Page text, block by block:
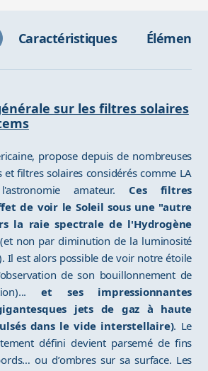
Caractéristiques Éléments
sur les filtres solaires
propose depuis de nombreuses
et filtres solaires considérés comme LA
amateur. Ces filtres
de voir le Soleil sous une "autre
la raie spectrale de l'Hydrogène
(et non par diminution de la luminosité
Il est alors possible de voir notre étoile
de son bouillonnement de
et ses impressionnantes
jets de gaz à haute
dans le vide interstellaire). Le
défini devient parsemé de fins
ou d’ombres sur sa surface. Les